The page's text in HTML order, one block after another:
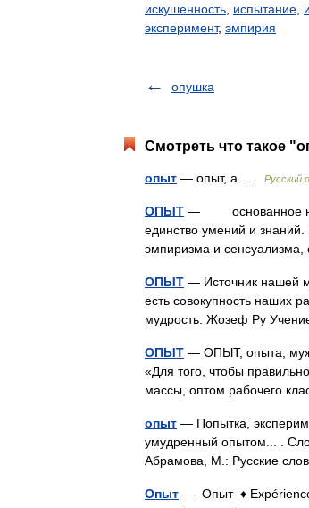
искушенность испытание
эксперимент, эмпирия
опушка
Смотреть что такое
опыт — опыт, а … Русский
ОПЫТ — основанное на
единство умений и
эмпиризма и
ОПЫТ — Источник нашей
есть совокупность наших
мудрость. Жозеф Ру
ОПЫТ — ОПЫТ, опыта, муж.
«Для того, чтобы
массы, оптом рабочего
опыт — Попытка,
умудренный опытом... .
Абрамова, М.: Русские
Опыт — Опыт ♦ Expérience